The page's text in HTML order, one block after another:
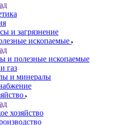
и загрязнение
ископаемые
и полезные ископаемые
газ
и минералы
хозяйство